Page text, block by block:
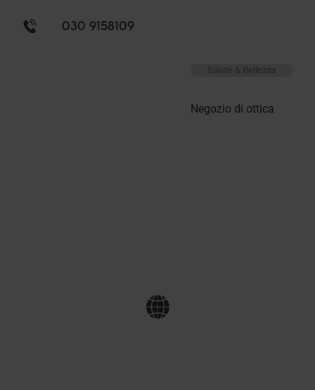
030 9158109
Salute & Bellezza
Negozio di ottica